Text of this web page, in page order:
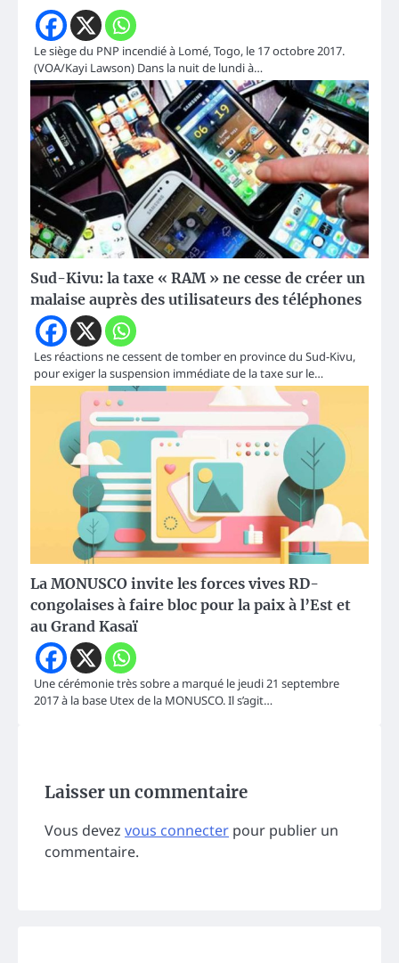
Le siège du PNP incendié à Lomé, Togo, le 17 octobre 2017.
(VOA/Kayi Lawson) Dans la nuit de lundi à…
Sud-Kivu: la taxe « RAM » ne cesse de créer un
malaise auprès des utilisateurs des téléphones
Les réactions ne cessent de tomber en province du Sud-Kivu,
pour exiger la suspension immédiate de la taxe sur le…
La MONUSCO invite les forces vives RD-
congolaises à faire bloc pour la paix à l’Est et
au Grand Kasaï
Une cérémonie très sobre a marqué le jeudi 21 septembre
2017 à la base Utex de la MONUSCO. Il s’agit…
Laisser un commentaire
Vous devez vous connecter pour publier un
commentaire.